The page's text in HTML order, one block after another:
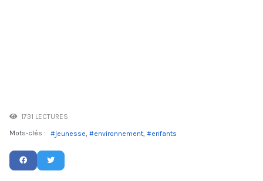
1731 LECTURES
Mots-clés :
jeunesse environnement enfants